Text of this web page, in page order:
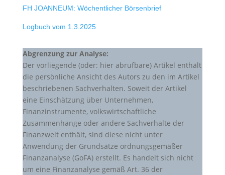
FH JOANNEUM: Wöchentlicher Börsenbrief
Logbuch vom 1.3.2025
Abgrenzung zur Analyse:
Der vorliegende (oder: hier abrufbare) Artikel enthält
die persönliche Ansicht des Autors zu den im Artikel
beschriebenen Sachverhalten. Soweit der Artikel
eine Einschätzung über Unternehmen,
Finanzinstrumente, volkswirtschaftliche
Zusammenhänge oder andere Sachverhalte der
Finanzwelt enthält, sind diese nicht unter
Anwendung der Grundsätze ordnungsgemäßer
Finanzanalyse (GoFA) erstellt. Es handelt sich nicht
um eine Finanzanalyse gemäß Art. 36 der